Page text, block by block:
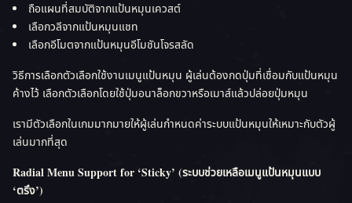
ถือแผนที่สมบัติจากแป้นหมุนเควสต์
เลือกวลีจากแป้นหมุนแชท
เลือกอีโมตจากแป้นหมุนอีโมชันโจรสลัด
วิธีการเลือกตัวเลือกใช้งานเมนูแป้นหมุน ผู้เล่นต้องกดปุ่มที่เชื่อมกับแป้นหมุน
ค้างไว้ เลือกตัวเลือกโดยใช้ปุ่มอนาล็อกขวาหรือเมาส์แล้วปล่อยปุ่มหมุน
เรามีตัวเลือกในเกมมากมายให้ผู้เล่นกำหนดค่าระบบแป้นหมุนให้เหมาะกับตัวผู้
เล่นมากที่สุด
Radial Menu Support for ‘Sticky’ (ระบบช่วยเหลือเมนูแป้นหมุนแบบ
‘ตรึง’)